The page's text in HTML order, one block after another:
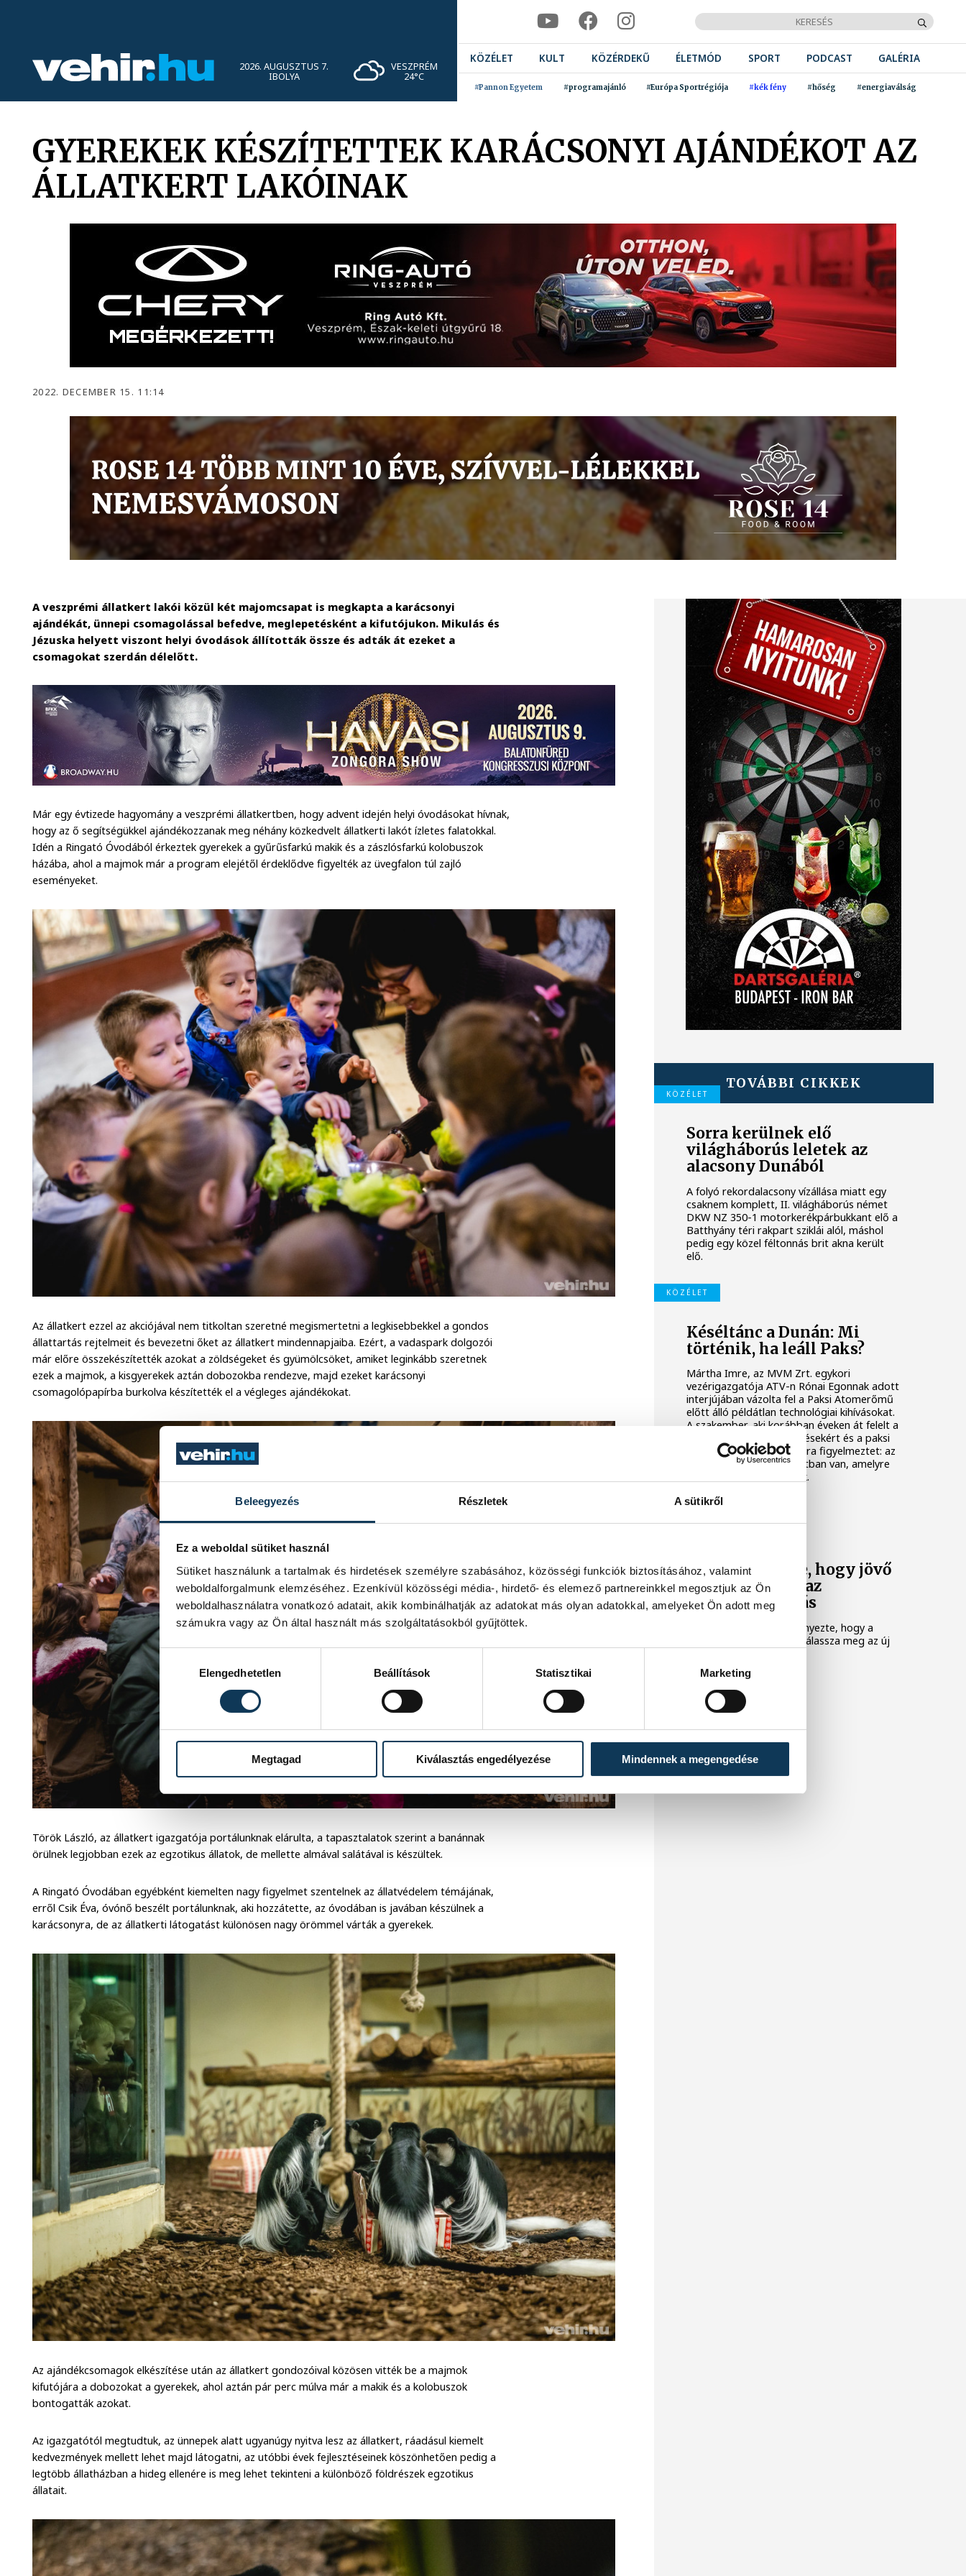
Beleegyezés Részletek A sütikről
Ez a weboldal sütiket használ
Sütiket használunk a tartalmak és hirdetések személyre szabásához, közösségi funkciók biztosításához, valamint
weboldalforgalmunk elemzéséhez. Ezenkívül közösségi média-, hirdető- és elemező partnereinkkel megosztjuk az Ön
weboldalhasználatra vonatkozó adatait, akik kombinálhatják az adatokat más olyan adatokkal, amelyeket Ön adott meg
számukra vagy az Ön által használt más szolgáltatásokból gyűjtöttek.
Hozzájárulás kiválasztása
Elengedhetetlen
Beállítások Statisztikai Marketing
Megtagad Kiválasztás engedélyezése Mindennek a megengedése
2026. AUGUSZTUS 7.
IBOLYA
VESZPRÉM
24°C
KÖZÉLET KULT KÖZÉRDEKŰ ÉLETMÓD SPORT PODCAST GALÉRIA
#Pannon Egyetem #programajánló #Európa Sportrégiója #kék fény #hőség #energiaválság
GYEREKEK KÉSZÍTETTEK KARÁCSONYI AJÁNDÉKOT AZ
ÁLLATKERT LAKÓINAK
2022. DECEMBER 15. 11:14
A veszprémi állatkert lakói közül két majomcsapat is megkapta a karácsonyi
ajándékát, ünnepi csomagolással befedve, meglepetésként a kifutójukon. Mikulás és
Jézuska helyett viszont helyi óvodások állították össze és adták át ezeket a
csomagokat szerdán délelőtt.
Már egy évtizede hagyomány a veszprémi állatkertben, hogy advent idején helyi óvodásokat hívnak,
hogy az ő segítségükkel ajándékozzanak meg néhány közkedvelt állatkerti lakót ízletes falatokkal.
Idén a Ringató Óvodából érkeztek gyerekek a gyűrűsfarkú makik és a zászlósfarkú kolobuszok
házába, ahol a majmok már a program elejétől érdeklődve figyelték az üvegfalon túl zajló
eseményeket.
Az állatkert ezzel az akciójával nem titkoltan szeretné megismertetni a legkisebbekkel a gondos
állattartás rejtelmeit és bevezetni őket az állatkert mindennapjaiba. Ezért, a vadaspark dolgozói
már előre összekészítették azokat a zöldségeket és gyümölcsöket, amiket leginkább szeretnek
ezek a majmok, a kisgyerekek aztán dobozokba rendezve, majd ezeket karácsonyi
csomagolópapírba burkolva készítették el a végleges ajándékokat.
Török László, az állatkert igazgatója portálunknak elárulta, a tapasztalatok szerint a banánnak
örülnek legjobban ezek az egzotikus állatok, de mellette almával salátával is készültek.
A Ringató Óvodában egyébként kiemelten nagy figyelmet szentelnek az állatvédelem témájának,
erről Csik Éva, óvónő beszélt portálunknak, aki hozzátette, az óvodában is javában készülnek a
karácsonyra, de az állatkerti látogatást különösen nagy örömmel várták a gyerekek.
Az ajándékcsomagok elkészítése után az állatkert gondozóival közösen vitték be a majmok
kifutójára a dobozokat a gyerekek, ahol aztán pár perc múlva már a makik és a kolobuszok
bontogatták azokat.
Az igazgatótól megtudtuk, az ünnepek alatt ugyanúgy nyitva lesz az állatkert, ráadásul kiemelt
kedvezmények mellett lehet majd látogatni, az utóbbi évek fejlesztéseinek köszönhetően pedig a
legtöbb állatházban a hideg ellenére is meg lehet tekinteni a különböző földrészek egzotikus
állatait.
TOVÁBBI CIKKEK
KÖZÉLET
Sorra kerülnek elő
világháborús leletek az
alacsony Dunából
A folyó rekordalacsony vízállása miatt egy
csaknem komplett, II. világháborús német
DKW NZ 350-1 motorkerékpárbukkant elő a
Batthyány téri rakpart sziklái alól, máshol
pedig egy közel féltonnás brit akna került
elő.
KÖZÉLET
Késéltánc a Dunán: Mi
történik, ha leáll Paks?
Mártha Imre, az MVM Zrt. egykori
vezérigazgatója ATV-n Rónai Egonnak adott
interjújában vázolta fel a Paksi Atomerőmű
előtt álló példátlan technológiai kihívásokat.
A szakember, aki korábban éveken át felelt a
hazai energetikai fejlesztésekért és a paksi
blokkok működéséért, arra figyelmeztet: az
erőmű olyan üzemállapotban van, amelyre
eredetileg nem tervezték.
kezdeményezte, hogy jövő
kedden legyen az
államfőválasztás
A Tisza-frakció kezdeményezte, hogy a
parlament jövő kedden válassza meg az új